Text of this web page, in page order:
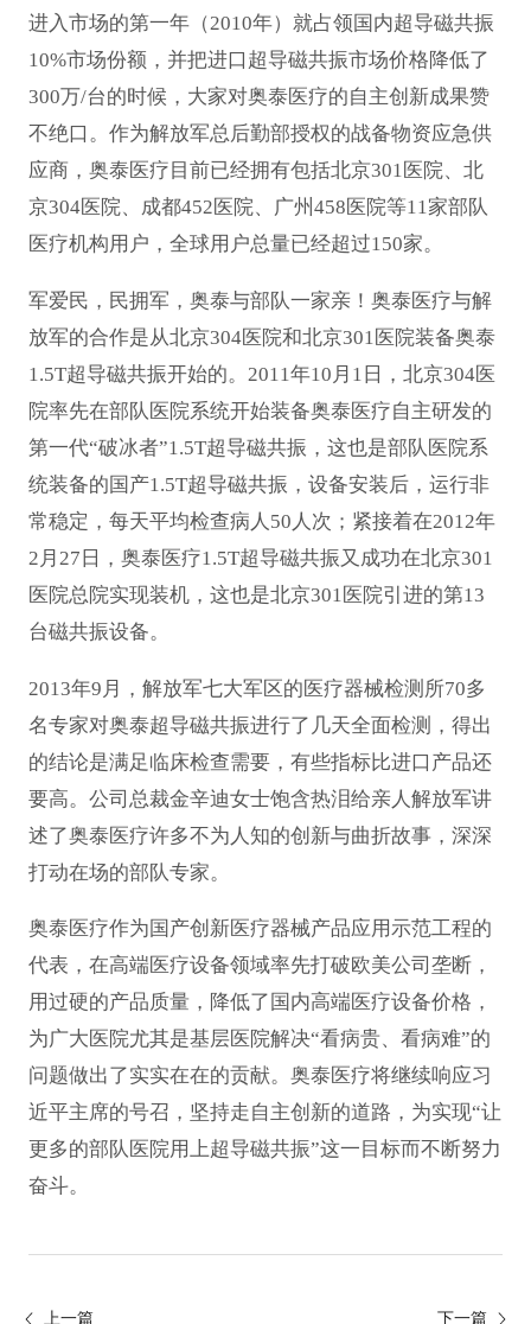
进入市场的第一年（2010年）就占领国内超导磁共振
10%市场份额，并把进口超导磁共振市场价格降低了
300万/台的时候，大家对奥泰医疗的自主创新成果赞
不绝口。作为解放军总后勤部授权的战备物资应急供
应商，奥泰医疗目前已经拥有包括北京301医院、北
京304医院、成都452医院、广州458医院等11家部队
医疗机构用户，全球用户总量已经超过150家。
军爱民，民拥军，奥泰与部队一家亲！奥泰医疗与解
放军的合作是从北京304医院和北京301医院装备奥泰
1.5T超导磁共振开始的。2011年10月1日，北京304医
院率先在部队医院系统开始装备奥泰医疗自主研发的
第一代“破冰者”1.5T超导磁共振，这也是部队医院系
统装备的国产1.5T超导磁共振，设备安装后，运行非
常稳定，每天平均检查病人50人次；紧接着在2012年
2月27日，奥泰医疗1.5T超导磁共振又成功在北京301
医院总院实现装机，这也是北京301医院引进的第13
台磁共振设备。
2013年9月，解放军七大军区的医疗器械检测所70多
名专家对奥泰超导磁共振进行了几天全面检测，得出
的结论是满足临床检查需要，有些指标比进口产品还
要高。公司总裁金辛迪女士饱含热泪给亲人解放军讲
述了奥泰医疗许多不为人知的创新与曲折故事，深深
打动在场的部队专家。
奥泰医疗作为国产创新医疗器械产品应用示范工程的
代表，在高端医疗设备领域率先打破欧美公司垄断，
用过硬的产品质量，降低了国内高端医疗设备价格，
为广大医院尤其是基层医院解决“看病贵、看病难”的
问题做出了实实在在的贡献。奥泰医疗将继续响应习
近平主席的号召，坚持走自主创新的道路，为实现“让
更多的部队医院用上超导磁共振”这一目标而不断努力
奋斗。
上一篇 下一篇